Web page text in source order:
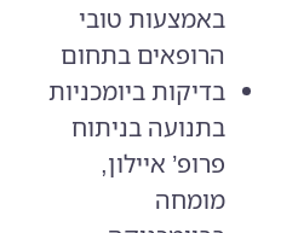
באמצעות טובי
הרופאים בתחום
בדיקות ביומכניות
בתנועה בניתוח
פרופ’ איילון,
מומחה